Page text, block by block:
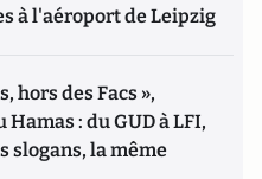
à l'aéroport de Leipzig
hors des Facs »,
Hamas : du GUD à LFI,
slogans, la même